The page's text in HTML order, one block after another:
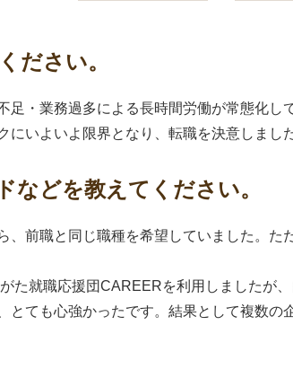
ださい。
・業務過多による長時間労働が常態化し
いよいよ限界となり、転職を決意しました
などを教えてください。
前職と同じ職種を希望していました。た
た就職応援団CAREERを利用しましたが
ても心強かったです。結果として複数の